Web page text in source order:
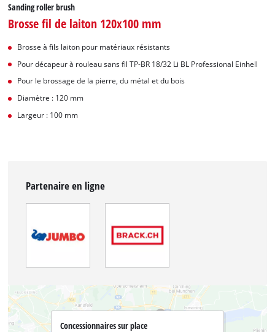
Sanding roller brush
Brosse fil de laiton 120x100 mm
Brosse à fils laiton pour matériaux résistants
Pour décapeur à rouleau sans fil TP-BR 18/32 Li BL Professional Einhell
Pour le brossage de la pierre, du métal et du bois
Diamètre : 120 mm
Largeur : 100 mm
Partenaire en ligne
Concessionnaires sur place